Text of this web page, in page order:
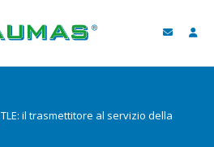
TLE: il trasmettitore al servizio della